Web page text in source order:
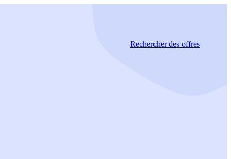
Rechercherdes offres